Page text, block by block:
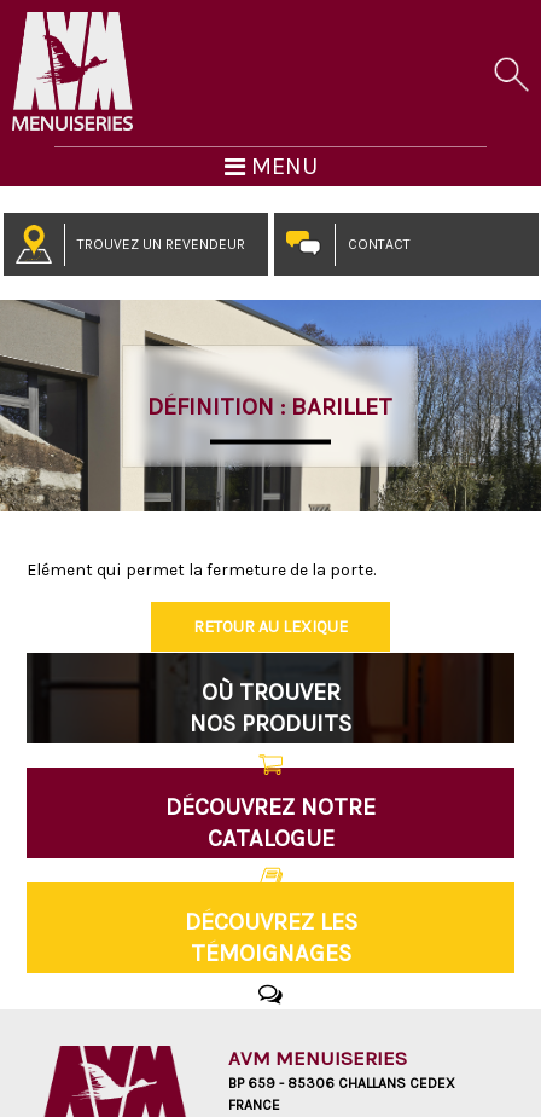
MENU
TROUVEZ UN REVENDEUR CONTACT
DÉFINITION : BARILLET
Elément qui permet la fermeture de la porte.
RETOUR AU LEXIQUE
OÙ TROUVER
NOS PRODUITS
DÉCOUVREZ NOTRE
CATALOGUE
DÉCOUVREZ LES
TÉMOIGNAGES
AVM MENUISERIES
BP 659 - 85306 CHALLANS CEDEX
FRANCE